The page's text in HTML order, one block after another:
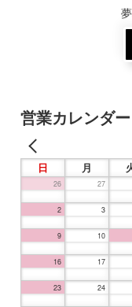
営業カレンダー
日 月
26 27
2 3
9 10
16 17
23 24